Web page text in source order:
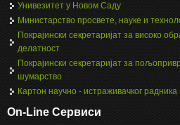
Унивезитет у Новом Саду
Министарство просвете, науке и
Покрајински секретаријат за високо
делатност
Покрајински секретаријат за
шумарство
Картон научно - истраживачког радника
On-Line Сервиси